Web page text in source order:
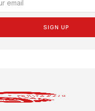
SIGN UP